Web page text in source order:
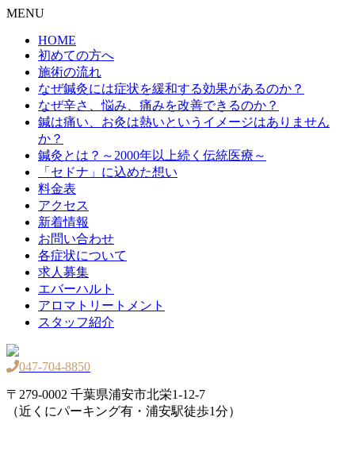
MENU
HOME
初めての方へ
施術の流れ
なぜ鍼灸には症状を緩和する効果があるのか？
なぜ辛さ、悩み、痛みを改善できるのか？
鍼は痛い、お灸は熱いというイメージはありません
か？
鍼灸とは？～2000年以上続く伝統医療～
「セドナ」に込めた想い
料金表
アクセス
新着情報
お問い合わせ
各症状について
求人募集
エバーハルト
アロマトリートメント
スタッフ紹介
047-704-8850
〒279-0002 千葉県浦安市北栄1-12-7
（近くにパーキング有・浦安駅徒歩1分）